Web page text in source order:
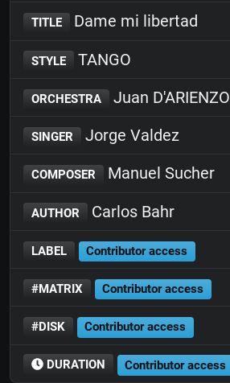
TITLE Dame mi libertad
STYLE TANGO
ORCHESTRA Juan D'ARIENZO
SINGER Jorge Valdez
COMPOSER Manuel Sucher
AUTHOR Carlos Bahr
LABEL Contributor access
#MATRIX Contributor access
#DISK Contributor access
DURATION Contributor access